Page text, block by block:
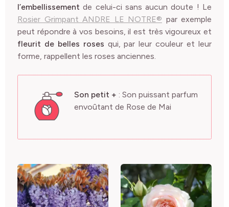
l’embellissementde celui-ci sans aucun doute ! Le
Rosier Grimpant ANDRE LE NOTRE® par exemple
peut répondre à vos besoins, il est très vigoureux et
fleurit de belles roses qui, par leur couleur et leur
forme, rappellent les roses anciennes.
Son petit + : Son puissant parfum
envoûtant de Rose de Mai